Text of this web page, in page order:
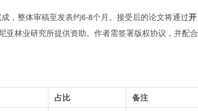
，整体审稿至发表约6-8个月。接受后的论文将通过开
亚林业研究所提供资助。作者需签署版权协议，并配合
占比
备注